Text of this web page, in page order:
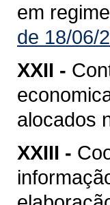
em
de 18/06/
XXII -
alocados
XXIII -